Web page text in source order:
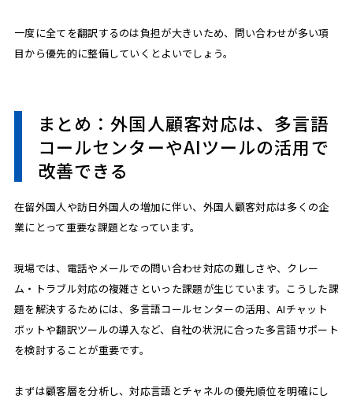
一度に全てを翻訳するのは負担が大きいため、問い合わせが多い項
目から優先的に整備していくとよいでしょう。
まとめ：外国人顧客対応は、多言語
コールセンターやAIツールの活用で
改善できる
在留外国人や訪日外国人の増加に伴い、外国人顧客対応は多くの企
業にとって重要な課題となっています。
現場では、電話やメールでの問い合わせ対応の難しさや、クレー
ム・トラブル対応の複雑さといった課題が生じています。こうした課
題を解決するためには、多言語コールセンターの活用、AIチャット
ボットや翻訳ツールの導入など、自社の状況に合った多言語サポート
を検討することが重要です。
まずは顧客層を分析し、対応言語とチャネルの優先順位を明確にし